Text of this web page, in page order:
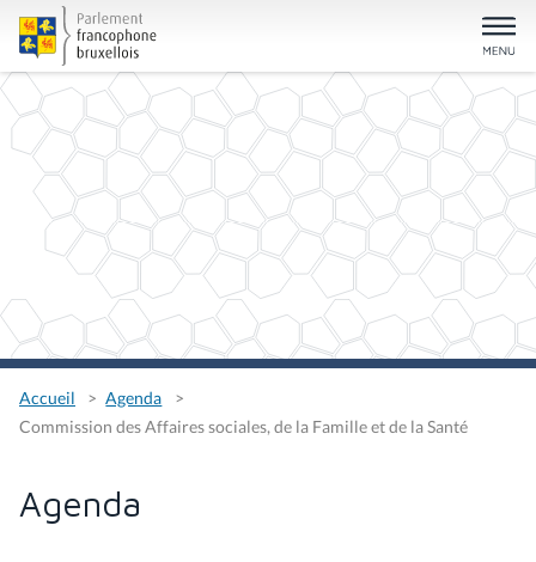
Accueil
Agenda
Commission des Affaires sociales, de la Famille et de la Santé
Agenda